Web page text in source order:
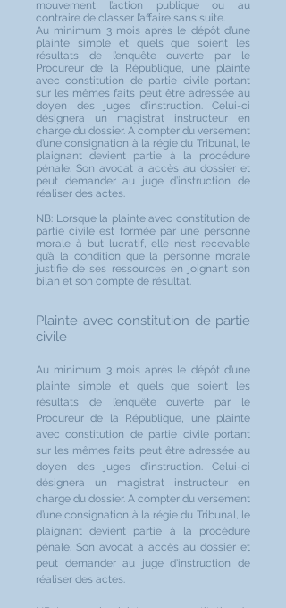
mouvement l’action publique ou au
contraire de classer l’affaire sans suite.
Au minimum 3 mois après le dépôt d’une
plainte simple et quels que soient les
résultats de l’enquête ouverte par le
Procureur de la République, une plainte
avec constitution de partie civile portant
sur les mêmes faits peut être adressée au
doyen des juges d’instruction. Celui-ci
désignera un magistrat instructeur en
charge du dossier. A compter du versement
d’une consignation à la régie du Tribunal, le
plaignant devient partie à la procédure
pénale. Son avocat a accès au dossier et
peut demander au juge d’instruction de
réaliser des actes.
NB: Lorsque la plainte avec constitution de
partie civile est formée par une personne
morale à but lucratif, elle n’est recevable
qu’à la condition que la personne morale
justifie de ses ressources en joignant son
bilan et son compte de résultat.
Plainte avec constitution de partie
civile
Au minimum 3 mois après le dépôt d’une
plainte simple et quels que soient les
résultats de l’enquête ouverte par le
Procureur de la République, une plainte
avec constitution de partie civile portant
sur les mêmes faits peut être adressée au
doyen des juges d’instruction. Celui-ci
désignera un magistrat instructeur en
charge du dossier. A compter du versement
d’une consignation à la régie du Tribunal, le
plaignant devient partie à la procédure
pénale. Son avocat a accès au dossier et
peut demander au juge d’instruction de
réaliser des actes.